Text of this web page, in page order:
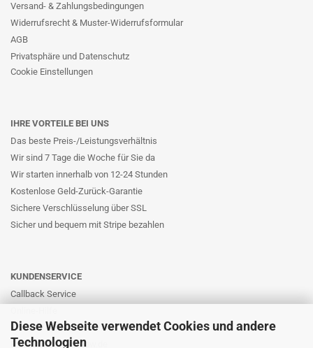
Diese Webseite verwendet Cookies und andere
Technologien
Versand- & Zahlungsbedingungen
Widerrufsrecht & Muster-Widerrufsformular
AGB
Privatsphäre und Datenschutz
Cookie Einstellungen
IHRE VORTEILE BEI UNS
Das beste Preis-/Leistungsverhältnis
Wir sind 7 Tage die Woche für Sie da
Wir starten innerhalb von 12-24 Stunden
Kostenlose Geld-Zurück-Garantie
Sichere Verschlüsselung über SSL
Sicher und bequem mit Stripe bezahlen
KUNDENSERVICE
Callback Service
Kontaktformular
E-Mail: info@likernow.de